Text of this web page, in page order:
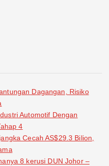
Dagangan, Risiko
Automotif Dengan
4
Cecah AS$29.3 Bilion,
8 kerusi DUN Johor –